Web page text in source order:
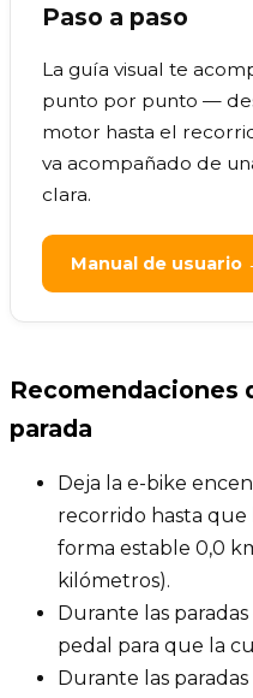
Paso a paso
La guía visual te
punto por punto —
motor hasta el
va acompañado de
clara.
Manual de usuario
Recomendaciones
parada
Deja la e-bike
recorrido hasta
forma estable 0,0
kilómetros).
Durante las
pedal para que la
Durante las